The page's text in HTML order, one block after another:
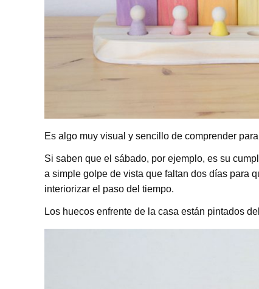
Es algo muy visual y sencillo de comprender
Si saben que el sábado, por ejemplo, es su
a simple golpe de vista que faltan dos días para
interiorizar el paso del tiempo.
Los huecos enfrente de la casa están pintados